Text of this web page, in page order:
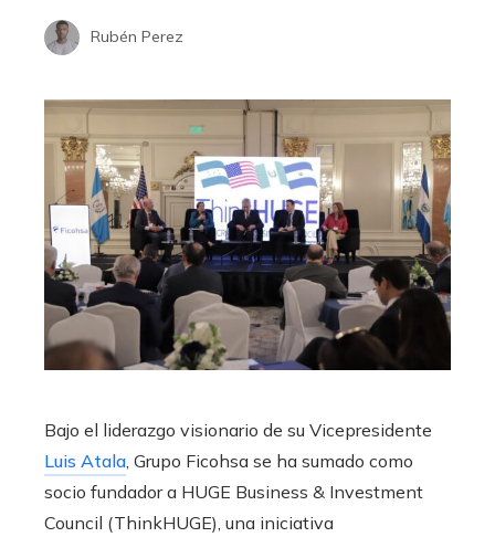
Rubén Perez
Bajo el liderazgo visionario de su Vicepresidente
Luis Atala, Grupo Ficohsa se ha sumado como
socio fundador a HUGE Business & Investment
Council (ThinkHUGE), una iniciativa